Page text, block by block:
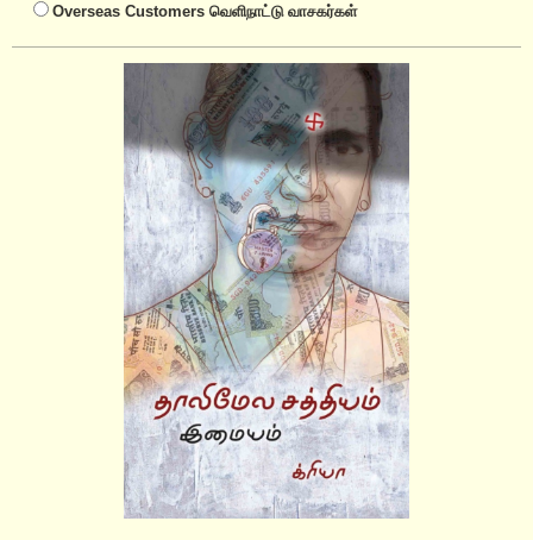
Overseas Customersவெளிநாட்டு வாசகர்கள்